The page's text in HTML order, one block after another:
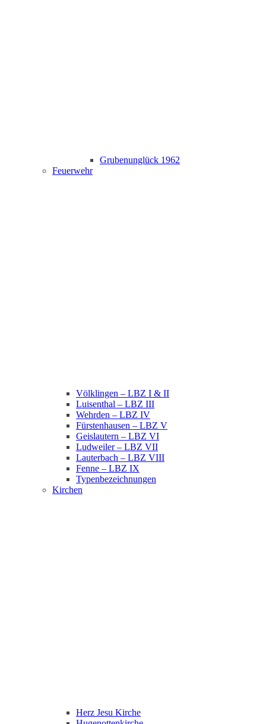
Grubenunglück 1962
Feuerwehr
Völklingen – LBZ I & II
Luisenthal – LBZ III
Wehrden – LBZ IV
Fürstenhausen – LBZ V
Geislautern – LBZ VI
Ludweiler – LBZ VII
Lauterbach – LBZ VIII
Fenne – LBZ IX
Typenbezeichnungen
Kirchen
Herz Jesu Kirche